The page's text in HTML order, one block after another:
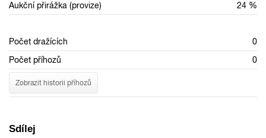
Aukční přirážka (provize)
24 %
Počet dražících
0
Počet příhozů
0
Zobrazit historii příhozů
Sdílej